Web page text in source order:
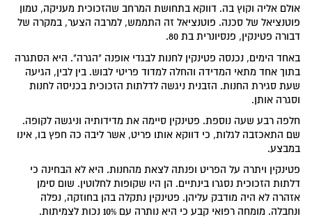
אולם אליה וקוץ בה. דווקא בתחושת המרחב שהזכוכית מעניקה, טמון
פוטנציאל של סכנה. פוטנציאל זה התממש, למרבה הצער, במקרה של
דבורה פטינקין, פנסיונרית בת 80.
באחד הימים, נכנסה פטינקין לחנות לבגדי אופנה "הגרה". היא הסתגרה
בתוך אחד מתאי המדידה והחלה למדוד פריטי לבוש. בין לבין, הגיעה
שעת סגירת החנות. הזבנית ניגשה לדלתות הזכוכית בכניסה לחנות
וסגרה אותן.
חלפה רבע שעה נוספת. פטינקין סיימה את מדידותיה וניגשה לקופה.
שם התאכזבה לגלות, כי דווקא אותו פריט, אשר ליבה כה חפץ בו, אינו
במבצע.
פטינקין ויתרה על הפריט ופנתה לצאת מהחנות. היא לא הבחינה כי
דלתות הזכוכית נסגרו בינתיים. הן היו שקופות לחלוטין. שום סימן
אזהרה לא היה מודבק עליהן. פטינקין נתקלה בהן בחוזקה, נפלה
ונחבלה. מומחה רפואי קבע כי היא נותרה עם 10% נכות לצמיתות.